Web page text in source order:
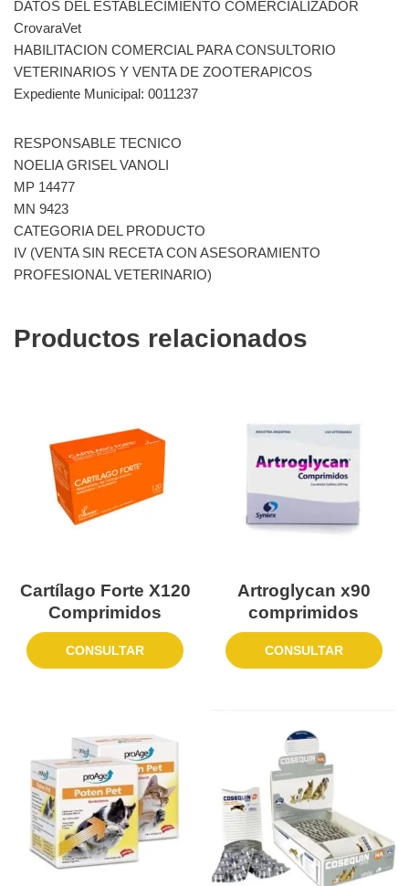
DATOS DEL ESTABLECIMIENTO COMERCIALIZADOR
CrovaraVet
HABILITACION COMERCIAL PARA CONSULTORIO
VETERINARIOS Y VENTA DE ZOOTERAPICOS
Expediente Municipal: 0011237
RESPONSABLE TECNICO
NOELIA GRISEL VANOLI
MP 14477
MN 9423
CATEGORIA DEL PRODUCTO
IV (VENTA SIN RECETA CON ASESORAMIENTO
PROFESIONAL VETERINARIO)
Productos relacionados
Cartílago Forte X120
Comprimidos
CONSULTAR
Artroglycan x90
comprimidos
CONSULTAR